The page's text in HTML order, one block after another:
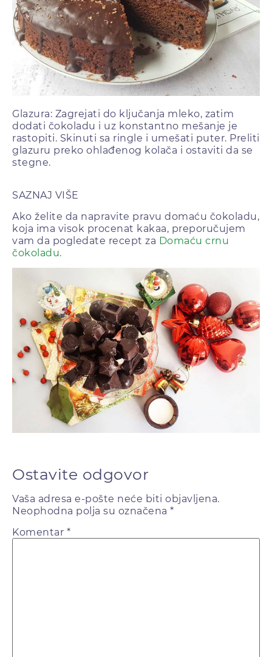
Glazura: Zagrejati do ključanja mleko, zatim
dodati čokoladu i uz konstantno mešanje je
rastopiti. Skinuti sa ringle i umešati puter. Preliti
glazuru preko ohlađenog kolača i ostaviti da se
stegne.
SAZNAJ VIŠE
Ako želite da napravite pravu domaću čokoladu,
koja ima visok procenat kakaa, preporučujem
vam da pogledate recept za Domaću crnu
čokoladu.
Ostavite odgovor
Vaša adresa e-pošte neće biti objavljena.
Neophodna polja su označena *
Komentar *